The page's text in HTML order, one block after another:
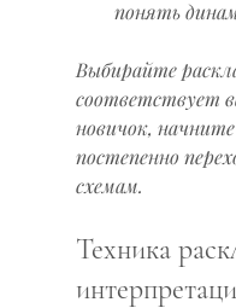
понять
Выбирайте
соответствует
новичок,
постепенно
схемам.
Техника